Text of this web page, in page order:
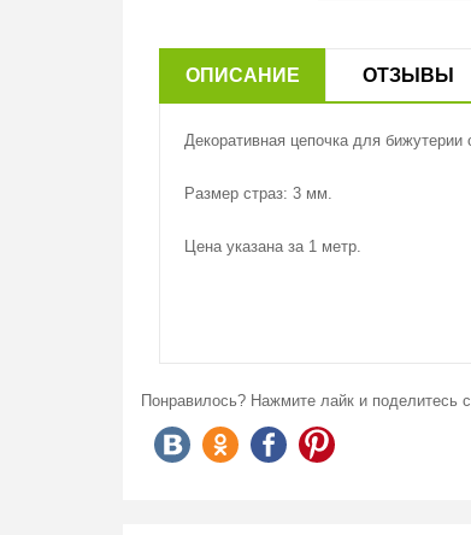
ОПИСАНИЕ ОТЗЫВЫ
Декоративная цепочка для
Размер страз: 3 мм.
Цена указана за 1 метр.
Комментариев (0) Добавить новый
На данный момент комментариев нет.
Производитель:
Количество на складе:
Понравилось? Нажмите лайк и поделитесь